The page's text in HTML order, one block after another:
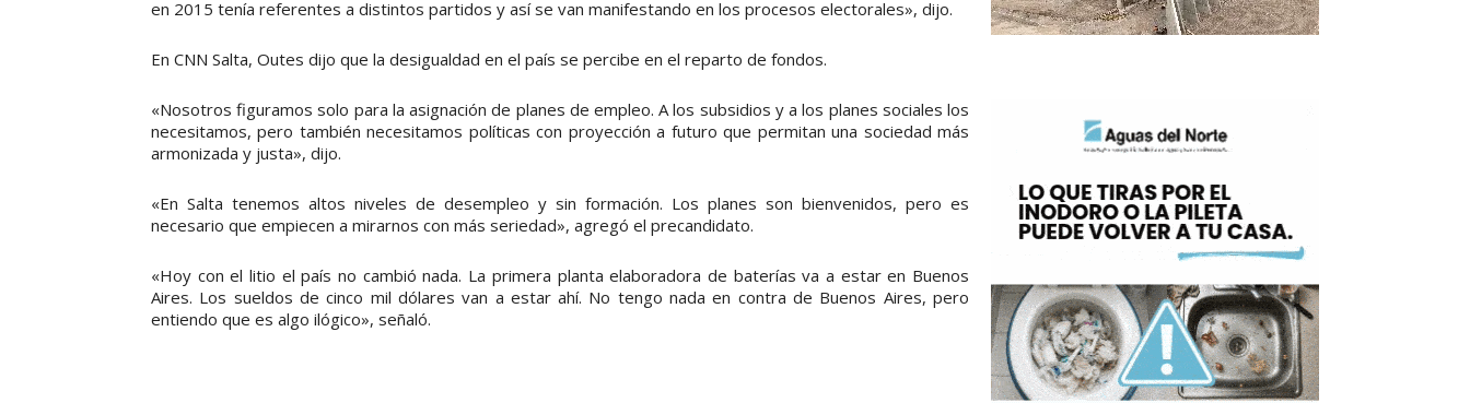
en 2015 tenía referentes a distintos partidos y así se van manifestando en los procesos electorales», dijo.
En CNN Salta, Outes dijo que la desigualdad en el país se percibe en el reparto de fondos.
«Nosotros figuramos solo para la asignación de planes de empleo. A los subsidios y a los planes sociales los
necesitamos, pero también necesitamos políticas con proyección a futuro que permitan una sociedad más
armonizada y justa», dijo.
«En Salta tenemos altos niveles de desempleo y sin formación. Los planes son bienvenidos, pero es
necesario que empiecen a mirarnos con más seriedad», agregó el precandidato.
«Hoy con el litio el país no cambió nada. La primera planta elaboradora de baterías va a estar en Buenos
Aires. Los sueldos de cinco mil dólares van a estar ahí. No tengo nada en contra de Buenos Aires, pero
entiendo que es algo ilógico», señaló.